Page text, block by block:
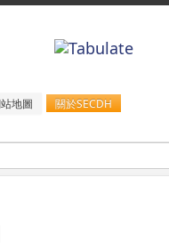
地圖 關於SECDH